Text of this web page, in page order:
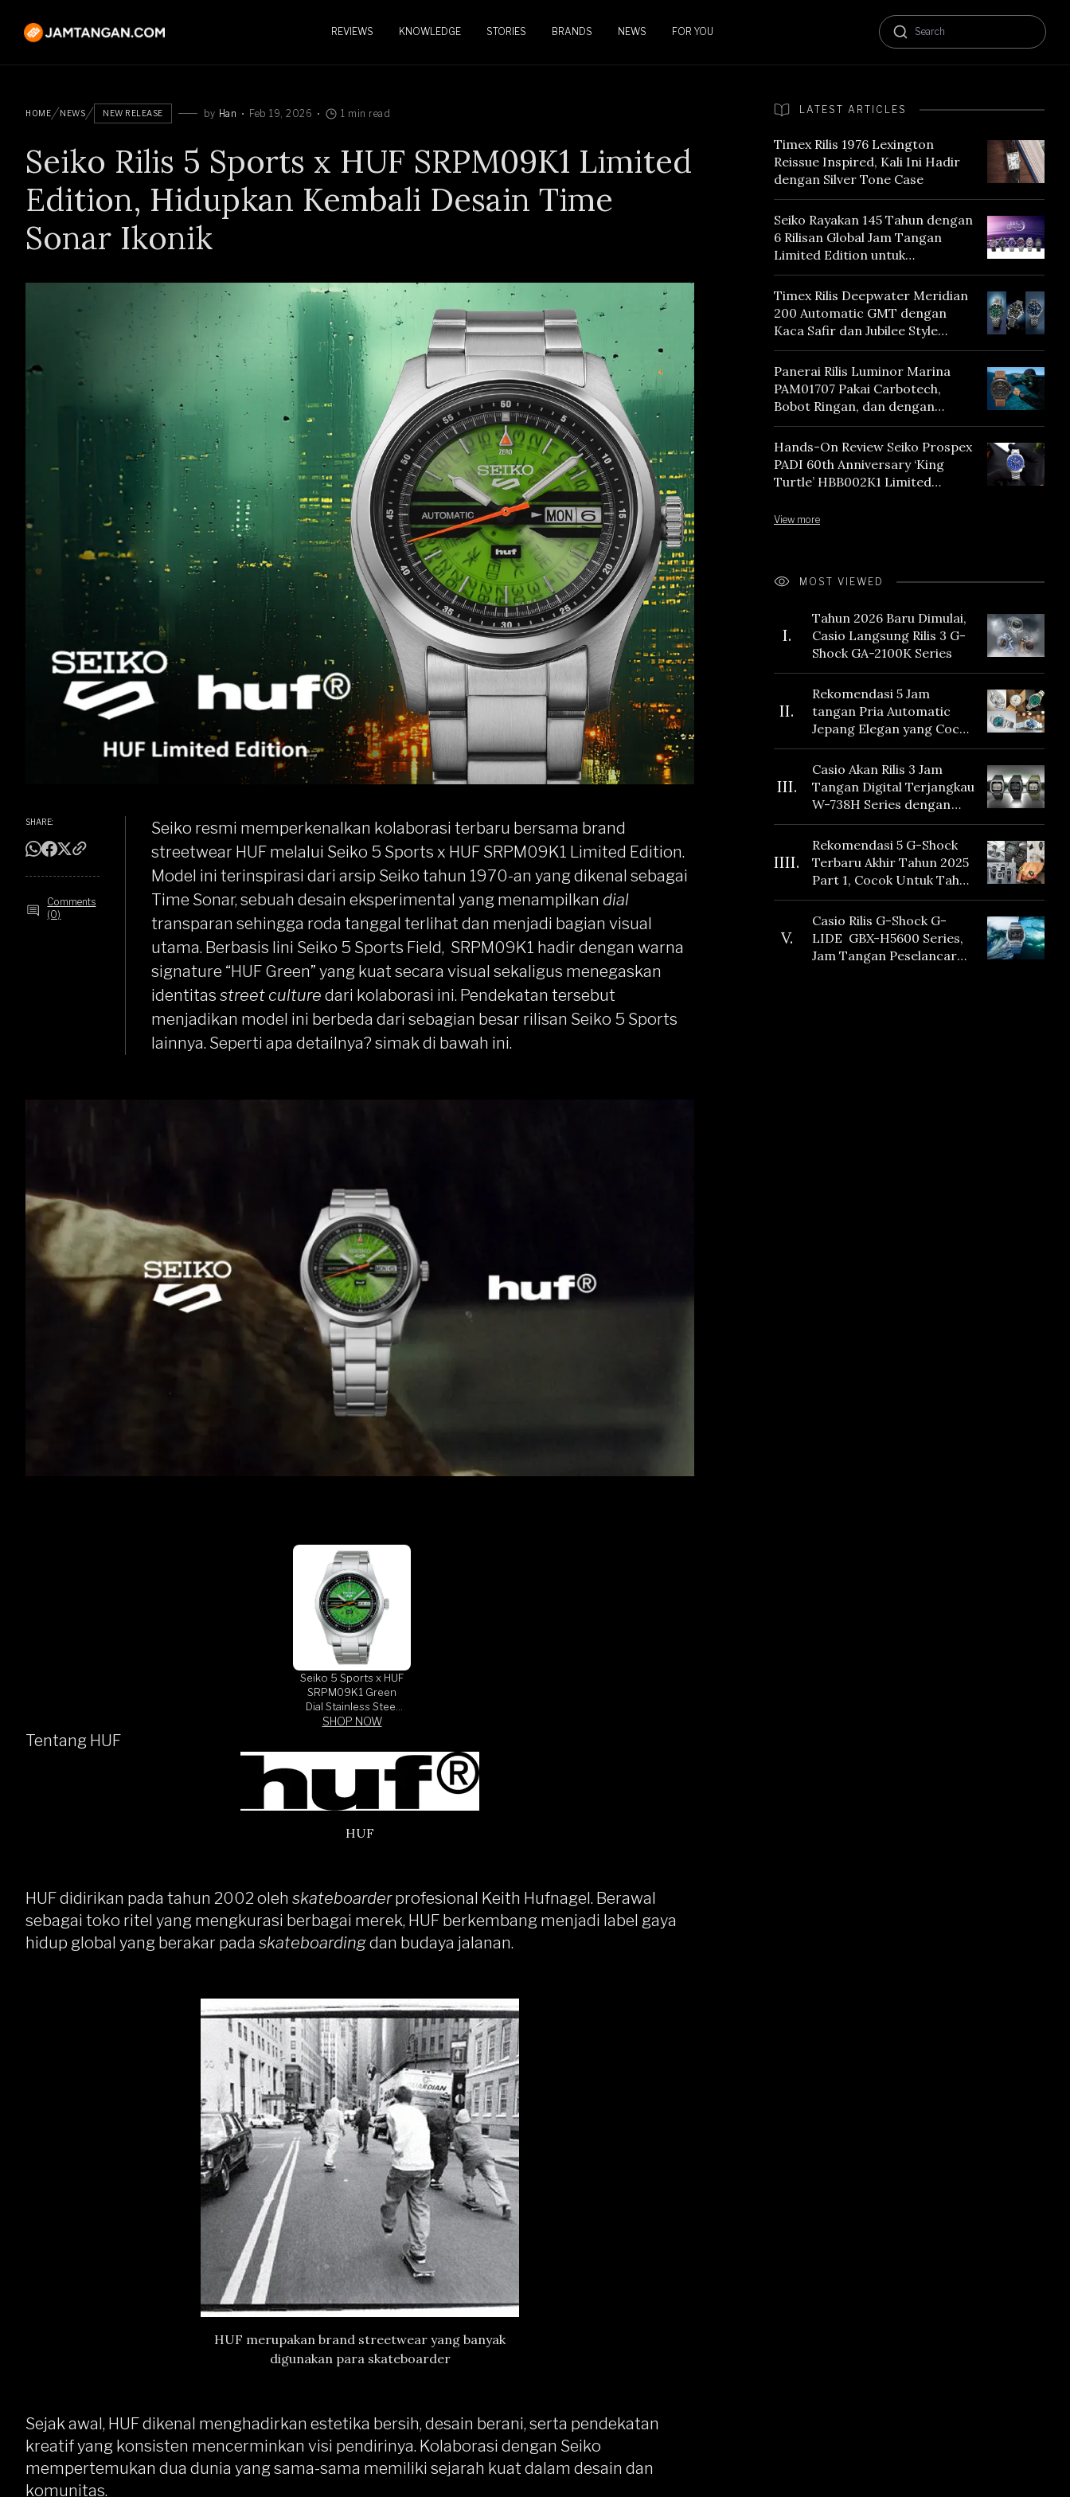
REVIEWS KNOWLEDGE STORIES BRANDS NEWS FOR YOU
HOME NEWS NEW RELEASE by Han Feb 19, 2026 1 min read
Seiko Rilis 5 Sports x HUF SRPM09K1 Limited
Edition, Hidupkan Kembali Desain Time
Sonar Ikonik
SHARE:
Comments
(0)
Seiko resmi memperkenalkan kolaborasi terbaru bersama brand
streetwear HUF melalui Seiko 5 Sports x HUF SRPM09K1 Limited Edition.
Model ini terinspirasi dari arsip Seiko tahun 1970-an yang dikenal sebagai
Time Sonar, sebuah desain eksperimental yang menampilkan dial
transparan sehingga roda tanggal terlihat dan menjadi bagian visual
utama. Berbasis lini Seiko 5 Sports Field, SRPM09K1 hadir dengan warna
signature “HUF Green” yang kuat secara visual sekaligus menegaskan
identitas street culture dari kolaborasi ini. Pendekatan tersebut
menjadikan model ini berbeda dari sebagian besar rilisan Seiko 5 Sports
lainnya. Seperti apa detailnya? simak di bawah ini.
Seiko 5 Sports x HUF
SRPM09K1 Green
Dial Stainless Steel
Strap Limited Edition
SHOP NOW
Tentang HUF
HUF
HUF didirikan pada tahun 2002 oleh skateboarderprofesional Keith Hufnagel. Berawal
sebagai toko ritel yang mengkurasi berbagai merek, HUF berkembang menjadi label gaya
hidup global yang berakar pada skateboardingdan budaya jalanan.
HUF merupakan brand streetwear yang banyak
digunakan para skateboarder
Sejak awal, HUF dikenal menghadirkan estetika bersih, desain berani, serta pendekatan
kreatif yang konsisten mencerminkan visi pendirinya. Kolaborasi dengan Seiko
mempertemukan dua dunia yang sama-sama memiliki sejarah kuat dalam desain dan
komunitas.
LATEST ARTICLES
Timex Rilis 1976 Lexington
Reissue Inspired, Kali Ini Hadir
dengan Silver Tone Case
Seiko Rayakan 145 Tahun dengan
6 Rilisan Global Jam Tangan
Limited Edition untuk
Menghormati Edo Purple,
Warna yang Mencerminkan
Warisan Tokyo
Timex Rilis Deepwater Meridian
200 Automatic GMT dengan
Kaca Safir dan Jubilee Style
Bracelet
Panerai Rilis Luminor Marina
PAM01707 Pakai Carbotech,
Bobot Ringan, dan dengan
Vintage Vibes
Hands-On Review Seiko Prospex
PADI 60th Anniversary ‘King
Turtle’ HBB002K1 Limited
View more
MOST VIEWED
I.
Tahun 2026 Baru Dimulai,
Casio Langsung Rilis 3 G-
Shock GA-2100K Series
II.
Rekomendasi 5 Jam
tangan Pria Automatic
Jepang Elegan yang Cocok
Dikoleksi di 2026
III.
Casio Akan Rilis 3 Jam
Tangan Digital Terjangkau
W-738H Series dengan
Masa Baterai 10 Tahun
dan Fitur Vibration
IIII.
Rekomendasi 5 G-Shock
Terbaru Akhir Tahun 2025
Part 1, Cocok Untuk Tahun
Baru!
V.
Casio Rilis G-Shock G-
LIDE GBX-H5600 Series,
Jam Tangan Peselancar